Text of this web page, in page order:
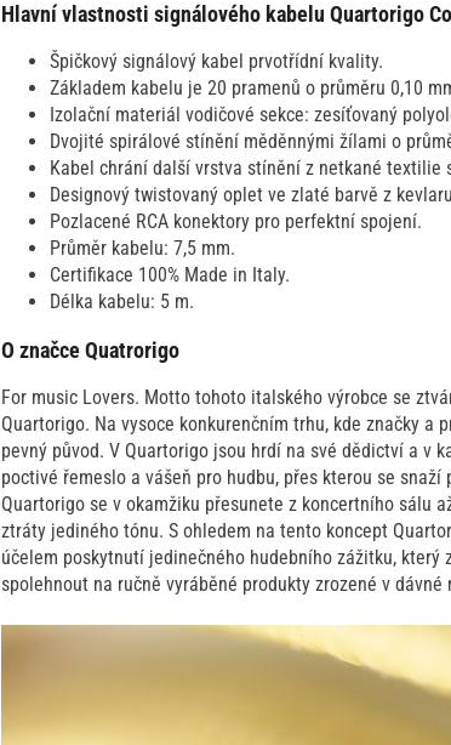
Hlavní vlastnosti signálového kabelu Quartorigo
Špičkový signálový kabel prvotřídní kvality.
Základem kabelu je 20 pramenů o průměru 0,10
Izolační materiál vodičové sekce: zesíťovaný
Dvojité spirálové stínění měděnnými žílami o
Kabel chrání další vrstva stínění z netkané textilie
Designový twistovaný oplet ve zlaté barvě z
Pozlacené RCA konektory pro perfektní spojení.
Průměr kabelu: 7,5 mm.
Certifikace 100% Made in Italy.
Délka kabelu: 5 m.
O značce Quatrorigo
For music Lovers. Motto tohoto italského výrobce se
Quartorigo. Na vysoce konkurenčním trhu, kde značky
pevný původ. V Quartorigo jsou hrdí na své dědictví a v
poctivé řemeslo a vášeň pro hudbu, přes kterou se
Quartorigo se v okamžiku přesunete z koncertního sálu
ztráty jediného tónu. S ohledem na tento koncept
účelem poskytnutí jedinečného hudebního zážitku,
spolehnout na ručně vyráběné produkty zrozené v